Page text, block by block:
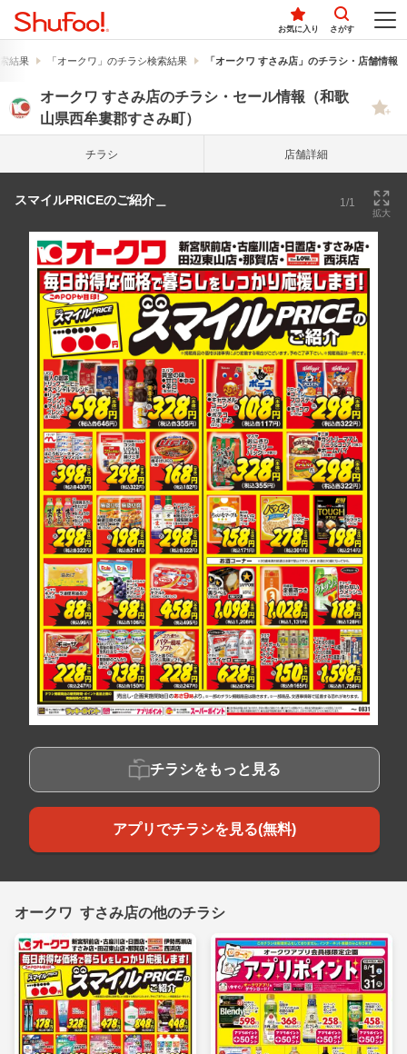
お気に入り さがす
結果 「オークワ」のチラシ検索結果 「オークワ すさみ店」のチラシ・店舗情報
オークワ すさみ店のチラシ・セール情報（和歌
山県西牟婁郡すさみ町）
チラシ 店舗詳細
スマイルPRICEのご紹介＿ 1/1
拡大
チラシをもっと見る
アプリでチラシを見る(無料)
オークワ すさみ店の他のチラシ